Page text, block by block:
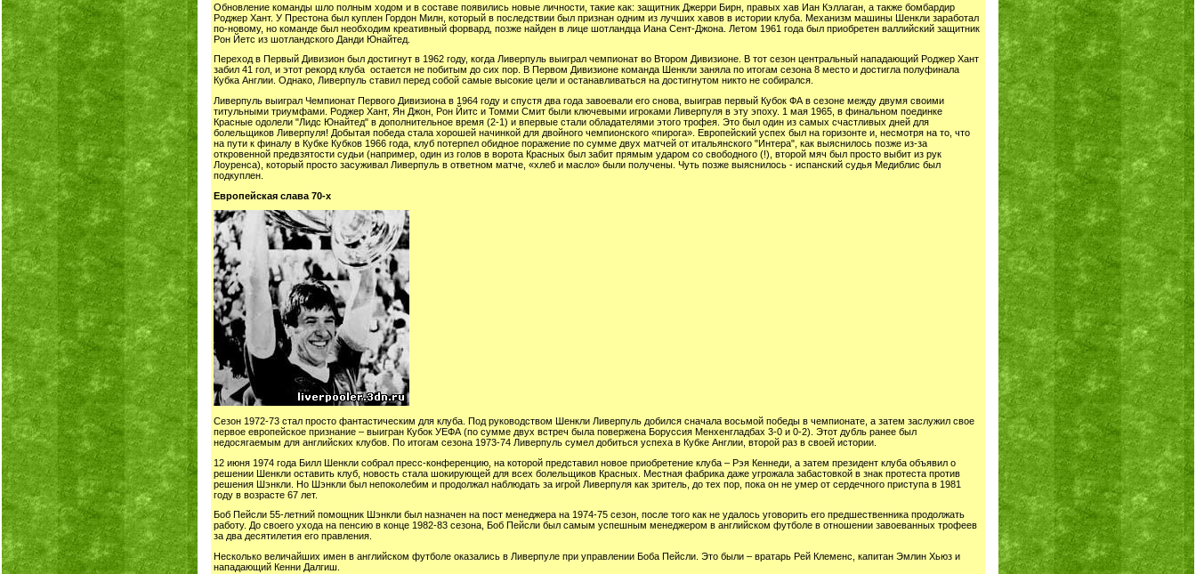
Обновление команды шло полным ходом и в составе появились новые личности, такие как: защитник Джерри Бирн, правых хав Иан Кэллаган, а также бомбардир
Роджер Хант. У Престона был куплен Гордон Милн, который в последствии был признан одним из лучших хавов в истории клуба. Механизм машины Шенкли заработал
по-новому, но команде был необходим креативный форвард, позже найден в лице шотландца Иана Сент-Джона. Летом 1961 года был приобретен валлийский защитник
Рон Йетс из шотландского Данди Юнайтед.
Переход в Первый Дивизион был достигнут в 1962 году, когда Ливерпуль выиграл чемпионат во Втором Дивизионе. В тот сезон центральный нападающий Роджер Хант
забил 41 гол, и этот рекорд клуба остается не побитым до сих пор. В Первом Дивизионе команда Шенкли заняла по итогам сезона 8 место и достигла полуфинала
Кубка Англии. Однако, Ливерпуль ставил перед собой самые высокие цели и останавливаться на достигнутом никто не собирался.
Ливерпуль выиграл Чемпионат Первого Дивизиона в 1964 году и спустя два года завоевали его снова, выиграв первый Кубок ФА в сезоне между двумя своими
титульными триумфами. Роджер Хант, Ян Джон, Рон Йитс и Томми Смит были ключевыми игроками Ливерпуля в эту эпоху. 1 мая 1965, в финальном поединке
Красные одолели "Лидс Юнайтед" в дополнительное время (2-1) и впервые стали обладателями этого трофея. Это был один из самых счастливых дней для
болельщиков Ливерпуля! Добытая победа стала хорошей начинкой для двойного чемпионского «пирога». Европейский успех был на горизонте и, несмотря на то, что
на пути к финалу в Кубке Кубков 1966 года, клуб потерпел обидное поражение по сумме двух матчей от итальянского "Интера", как выяснилось позже из-за
откровенной предвзятости судьи (например, один из голов в ворота Красных был забит прямым ударом со свободного (!), второй мяч был просто выбит из рук
Лоуренса), который просто засуживал Ливерпуль в ответном матче, «хлеб и масло» были получены. Чуть позже выяснилось - испанский судья Медиблис был
подкуплен.
Европейская слава 70-х
Сезон 1972-73 стал просто фантастическим для клуба. Под руководством Шенкли Ливерпуль добился сначала восьмой победы в чемпионате, а затем заслужил свое
первое европейское признание – выигран Кубок УЕФА (по сумме двух встреч была повержена Боруссия Менхенгладбах 3-0 и 0-2). Этот дубль ранее был
недосягаемым для английских клубов. По итогам сезона 1973-74 Ливерпуль сумел добиться успеха в Кубке Англии, второй раз в своей истории.
12 июня 1974 года Билл Шенкли собрал пресс-конференцию, на которой представил новое приобретение клуба – Рэя Кеннеди, а затем президент клуба объявил о
решении Шенкли оставить клуб, новость стала шокирующей для всех болельщиков Красных. Местная фабрика даже угрожала забастовкой в знак протеста против
решения Шэнкли. Но Шэнкли был непоколебим и продолжал наблюдать за игрой Ливерпуля как зритель, до тех пор, пока он не умер от сердечного приступа в 1981
году в возрасте 67 лет.
Боб Пейсли 55-летний помощник Шэнкли был назначен на пост менеджера на 1974-75 сезон, после того как не удалось уговорить его предшественника продолжать
работу. До своего ухода на пенсию в конце 1982-83 сезона, Боб Пейсли был самым успешным менеджером в английском футболе в отношении завоеванных трофеев
за два десятилетия его правления.
Несколько величайших имен в английском футболе оказались в Ливерпуле при управлении Боба Пейсли. Это были – вратарь Рей Клеменс, капитан Эмлин Хьюз и
нападающий Кенни Далгиш.